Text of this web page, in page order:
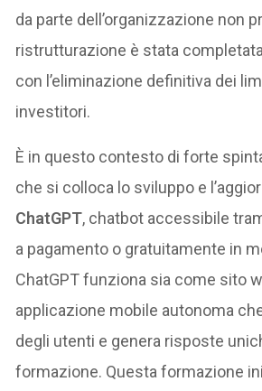
da parte dell’organizzazione non
ristrutturazione è stata
con l’eliminazione definitiva dei
investitori.
È in questo contesto di forte
che si colloca lo sviluppo e
ChatGPT, chatbot accessibile
a pagamento o gratuitamente in
ChatGPT funziona sia come sito
applicazione mobile autonoma
degli utenti e genera risposte
formazione. Questa formazione